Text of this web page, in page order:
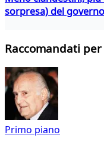
sorpresa) del
Raccomandati
Primo piano